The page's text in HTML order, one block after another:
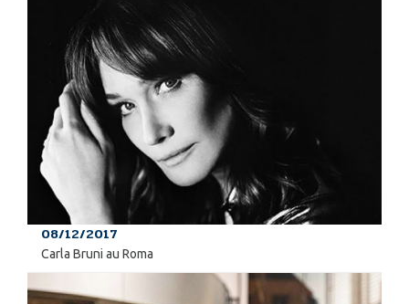
08/12/2017
Carla Bruni au Roma